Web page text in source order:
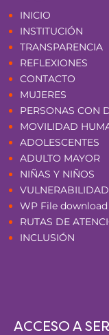
INICIO
INSTITUCIÓN
TRANSPARENCIA
REFLEXIONES
CONTACTO
MUJERES
PERSONAS CON
MOVILIDAD
ADOLESCENTES
ADULTO MAYOR
NIÑAS Y NIÑOS
VULNERABILIDAD
WP File
RUTAS DE
INCLUSIÓN
ACCESO A